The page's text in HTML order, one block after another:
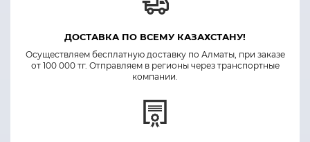
ДОСТАВКА ПО ВСЕМУ КАЗАХСТАНУ!
Осуществляем бесплатную доставку по Алматы, при заказе
от 100 000 тг. Отправляем в регионы через транспортные
компании.